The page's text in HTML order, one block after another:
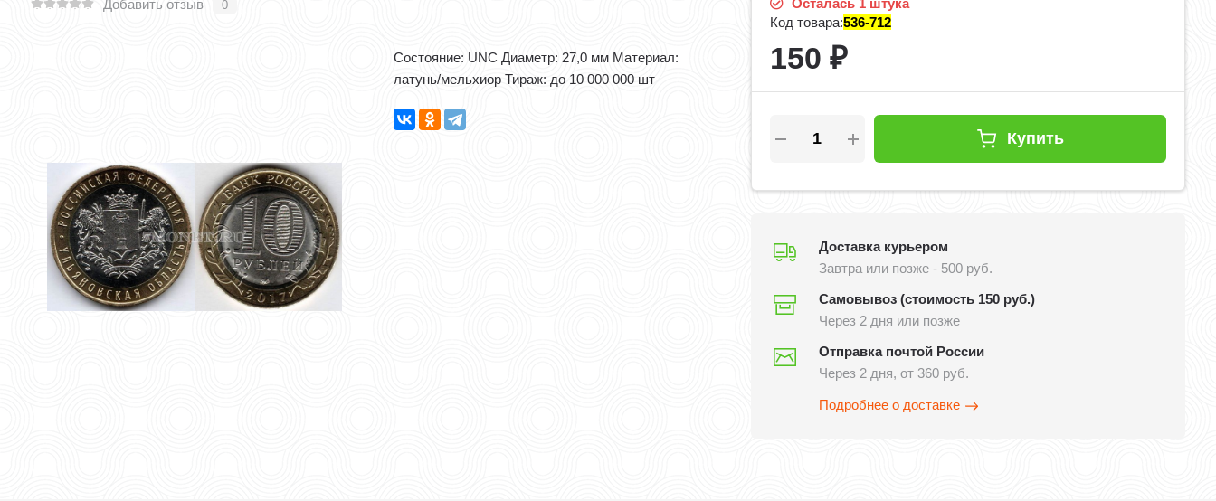
Добавить отзыв 0
Состояние: UNC Диаметр: 27,0 мм Материал:
латунь/мельхиор Тираж: до 10 000 000 шт
Осталась 1 штука
Код товара:536-712
150 ₽
Купить
Доставка курьером
Завтра или позже - 500 руб.
Самовывоз (стоимость 150 руб.)
Через 2 дня или позже
Отправка почтой России
Через 2 дня, от 360 руб.
Подробнее о доставке